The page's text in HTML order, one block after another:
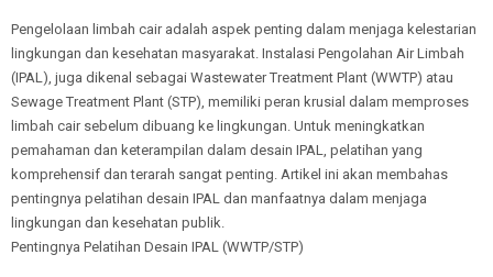
Pengelolaan limbah cair adalah aspek penting dalam menjaga kelestarian
lingkungan dan kesehatan masyarakat. Instalasi Pengolahan Air Limbah
(IPAL), juga dikenal sebagai Wastewater Treatment Plant (WWTP) atau
Sewage Treatment Plant (STP), memiliki peran krusial dalam memproses
limbah cair sebelum dibuang ke lingkungan. Untuk meningkatkan
pemahaman dan keterampilan dalam desain IPAL, pelatihan yang
komprehensif dan terarah sangat penting. Artikel ini akan membahas
pentingnya pelatihan desain IPAL dan manfaatnya dalam menjaga
lingkungan dan kesehatan publik.
Pentingnya Pelatihan Desain IPAL (WWTP/STP)